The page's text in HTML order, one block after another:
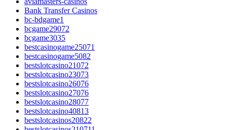
Bank Transfer Casinos
bc-bdgame1
bcgame29072
bcgame3035
bestcasinogame25071
bestcasinogame5082
bestslotcasino21072
bestslotcasino23073
bestslotcasino26076
bestslotcasino27076
bestslotcasino28077
bestslotcasino40813
bestslotcasinos20822